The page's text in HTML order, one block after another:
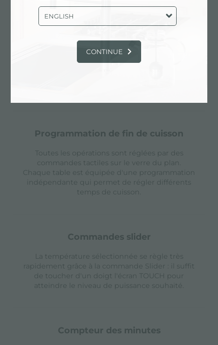
Une ventilation correcte est essentielle pour un
fonctionnement optimal des tables induction.
programmation de fin de cuisson
Toutes les opérations sont réglées par des
commandes tactiles sur le verre du plan.
Chaque table est équipée d'une programmation
indépendante qui permet de régler différents
temps de cuisson.
commandes slider
La température sélectionnée se règle très
rapidement grâce à la commande Slider : il suffit
de toucher d'un doigt l'écran TOUCH pour
atteindre le niveau de puissance souhaité.
compteur des minutes
ENGLISH
CONTINUE